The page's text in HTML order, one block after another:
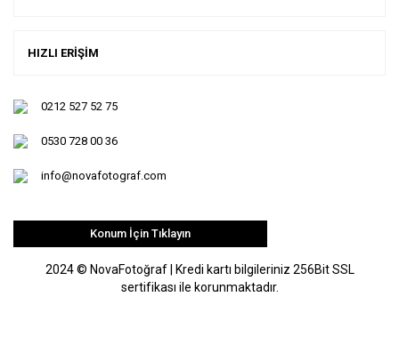
HIZLI ERİŞİM
0212 527 52 75
0530 728 00 36
info@novafotograf.com
Konum İçin Tıklayın
2024 © NovaFotoğraf | Kredi kartı bilgileriniz 256Bit SSL
sertifikası ile korunmaktadır.